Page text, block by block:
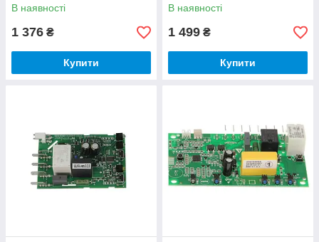
В наявності
1 376 ₴
Купити
В наявності
1 499 ₴
Купити